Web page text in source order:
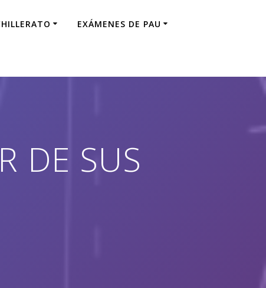
EXÁMENES DE PAU
DE SUS